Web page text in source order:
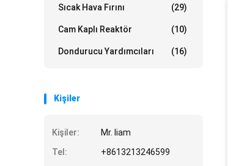
Sıcak Hava Fırını (29)
Cam Kaplı Reaktör (10)
Dondurucu Yardımcıları (16)
Kişiler
Kişiler:
Mr. liam
Tel:
+8613213246599